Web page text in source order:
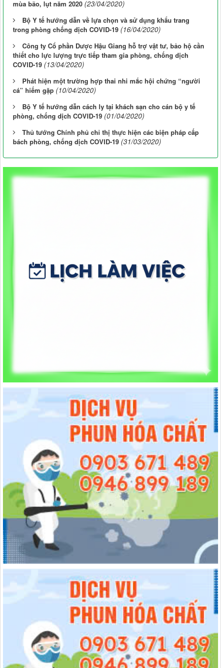
mùa bão, lụt năm 2020 (23/04/2020)
Bộ Y tế hướng dẫn về lựa chọn và sử dụng khẩu trang
trong phòng chống dịch COVID-19 (16/04/2020)
Công ty Cổ phần Dược Hậu Giang hỗ trợ vật tư, bảo hộ cần
thiết cho lực lượng trực tiếp tham gia phòng, chống dịch
COVID-19 (13/04/2020)
Phát hiện một trường hợp thai nhi mắc hội chứng “người
cá” hiếm gặp (10/04/2020)
Bộ Y tế hướng dẫn cách ly tại khách sạn cho cán bộ y tế
phòng, chống dịch COVID-19 (01/04/2020)
Thủ tướng Chính phủ chỉ thị thực hiện các biện pháp cấp
bách phòng, chống dịch COVID-19 (31/03/2020)